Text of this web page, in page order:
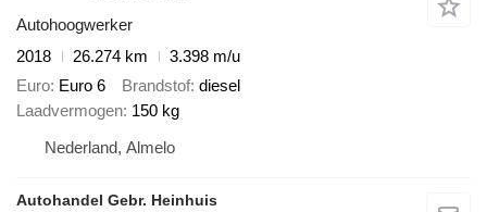
Autohoogwerker
2018
26.274 km
3.398 m/u
Euro Euro 6 Brandstof diesel
Laadvermogen 150 kg
Nederland, Almelo
Autohandel Gebr. Heinhuis